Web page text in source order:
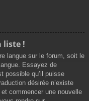
liste !
langue sur le forum, soit le
Essayez de
possible qu’il puisse
désirée n’existe
commencer une nouvelle